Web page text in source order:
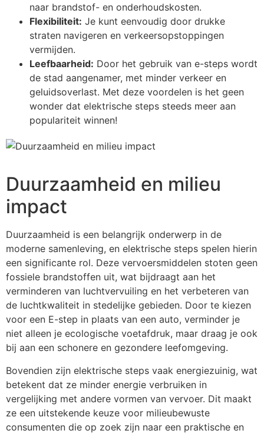
naar brandstof- en onderhoudskosten.
Flexibiliteit: Je kunt eenvoudig door drukke
straten navigeren en verkeersopstoppingen
vermijden.
Leefbaarheid: Door het gebruik van e-steps wordt
de stad aangenamer, met minder verkeer en
geluidsoverlast. Met deze voordelen is het geen
wonder dat elektrische steps steeds meer aan
populariteit winnen!
Duurzaamheid en milieu
impact
Duurzaamheid is een belangrijk onderwerp in de
moderne samenleving, en elektrische steps spelen hierin
een significante rol. Deze vervoersmiddelen stoten geen
fossiele brandstoffen uit, wat bijdraagt aan het
verminderen van luchtvervuiling en het verbeteren van
de luchtkwaliteit in stedelijke gebieden. Door te kiezen
voor een E-step in plaats van een auto, verminder je
niet alleen je ecologische voetafdruk, maar draag je ook
bij aan een schonere en gezondere leefomgeving.
Bovendien zijn elektrische steps vaak energiezuinig, wat
betekent dat ze minder energie verbruiken in
vergelijking met andere vormen van vervoer. Dit maakt
ze een uitstekende keuze voor milieubewuste
consumenten die op zoek zijn naar een praktische en